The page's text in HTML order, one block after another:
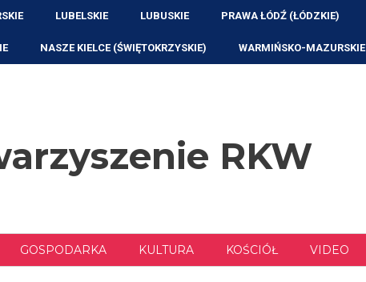
LUBELSKIE LUBUSKIE PRAWA ŁÓDŹ (ŁÓDZKIE)
NASZE KIELCE (ŚWIĘTOKRZYSKIE) WARMIŃSKO-MAZURSKIE
RKW
GOSPODARKA KULTURA KOŚCIÓŁ VIDEO